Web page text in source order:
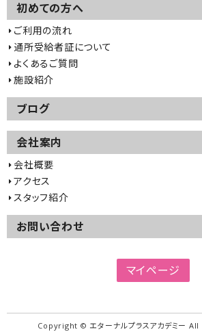
初めての方へ
ご利用の流れ
通所受給者証について
よくあるご質問
施設紹介
ブログ
会社案内
会社概要
アクセス
スタッフ紹介
お問い合わせ
マイページ
Copyright © エターナルプラスアカデミー